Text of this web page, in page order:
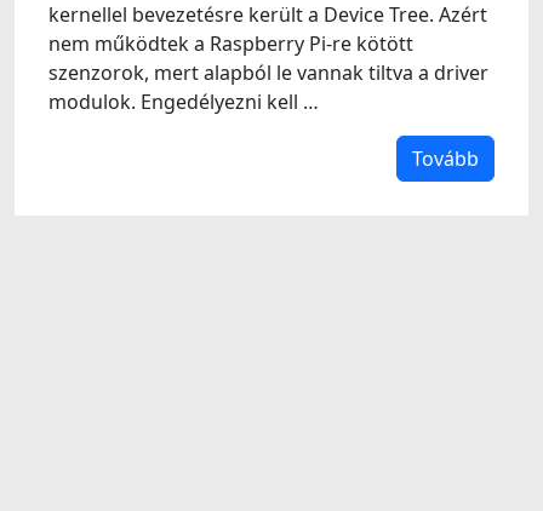
kernellel bevezetésre került a Device Tree. Azért
nem működtek a Raspberry Pi-re kötött
szenzorok, mert alapból le vannak tiltva a driver
modulok. Engedélyezni kell …
Tovább